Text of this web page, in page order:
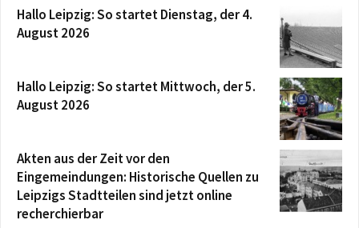
Hallo Leipzig: So startet Dienstag, der 4.
August 2026
Hallo Leipzig: So startet Mittwoch, der 5.
August 2026
Akten aus der Zeit vor den
Eingemeindungen: Historische Quellen zu
Leipzigs Stadtteilen sind jetzt online
recherchierbar